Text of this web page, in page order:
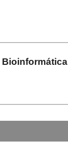
Bioinformática